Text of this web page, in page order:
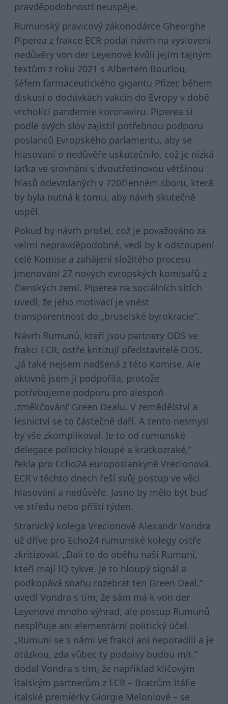
pravděpodobností neuspěje.
Rumunský pravicový zákonodárce Gheorghe
Piperea z frakce ECR podal návrh na vyslovení
nedůvěry von der Leyenové kvůli jejím tajným
textům z roku 2021 s Albertem Bourlou,
šéfem farmaceutického gigantu Pfizer, během
diskusí o dodávkách vakcín do Evropy v době
vrcholící pandemie koronaviru. Piperea si
podle svých slov zajistil potřebnou podporu
poslanců Evropského parlamentu, aby se
hlasování o nedůvěře uskutečnilo, což je nízká
laťka ve srovnání s dvoutřetinovou většinou
hlasů odevzdaných v 720členném sboru, která
by byla nutná k tomu, aby návrh skutečně
uspěl.
Pokud by návrh prošel, což je považováno za
velmi nepravděpodobné, vedl by k odstoupení
celé Komise a zahájení složitého procesu
jmenování 27 nových evropských komisařů z
členských zemí. Piperea na sociálních sítích
uvedl, že jeho motivací je vnést
transparentnost do „bruselské byrokracie“.
Návrh Rumunů, kteří jsou partnery ODS ve
frakci ECR, ostře kritizují představitelé ODS.
„Já také nejsem nadšená z této Komise. Ale
aktivně jsem ji podpořila, protože
potřebujeme podporu pro alespoň
‚změkčování‘ Green Dealu. V zemědělství a
lesnictví se to částečně daří. A tento nesmysl
by vše zkomplikoval. Je to od rumunské
delegace politicky hloupé a krátkozraké,“
řekla pro Echo24 europoslankyně Vrecionová.
ECR v těchto dnech řeší svůj postup ve věci
hlasování a nedůvěře. Jasno by mělo být buď
ve středu nebo příští týden.
Stranický kolega Vrecionové Alexandr Vondra
už dříve pro Echo24 rumunské kolegy ostře
zkritizoval. „Dali to do oběhu naši Rumuni,
kteří mají IQ tykve. Je to hloupý signál a
podkopává snahu rozebrat ten Green Deal,“
uvedl Vondra s tím, že sám má k von der
Leyenové mnoho výhrad, ale postup Rumunů
nesplňuje ani elementární politický účel.
„Rumuni se s námi ve frakci ani neporadili a je
otázkou, zda vůbec ty podpisy budou mít.“
dodal Vondra s tím, že například klíčovým
italským partnerům z ECR – Bratrům Itálie
italské premiérky Giorgie Meloniové – se